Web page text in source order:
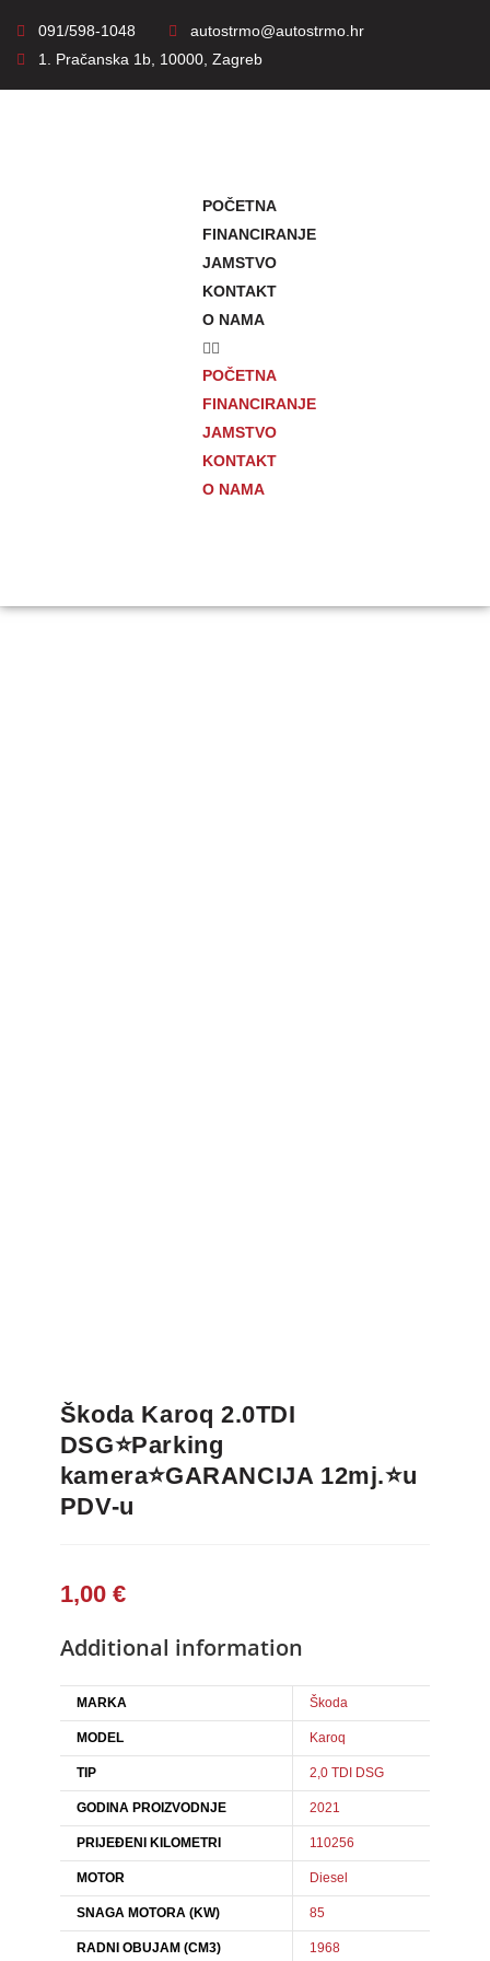
091/598-1048
autostrmo@autostrmo.hr
1. Pračanska 1b, 10000, Zagreb
POČETNA
FINANCIRANJE
JAMSTVO
KONTAKT
O NAMA
POČETNA
FINANCIRANJE
JAMSTVO
KONTAKT
O NAMA
Škoda Karoq 2.0TDI
DSG⭐Parking
kamera⭐GARANCIJA 12mj.⭐u
PDV-u
1,00 €
Additional information
MARKA Škoda
MODEL Karoq
TIP 2,0 TDI DSG
GODINA PROIZVODNJE 2021
PRIJEĐENI KILOMETRI 110256
MOTOR Diesel
SNAGA MOTORA (KW) 85
RADNI OBUJAM (CM3) 1968